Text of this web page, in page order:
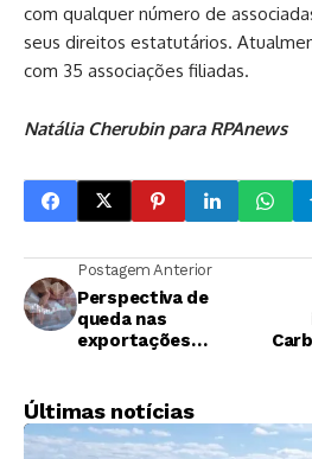
com qualquer número de
seus direitos estatutários.
com 35 associações filiadas.
Natália Cherubin para RPAnews
Postagem Anterior
Perspectiva de
queda nas
exportações
Últimas notícias